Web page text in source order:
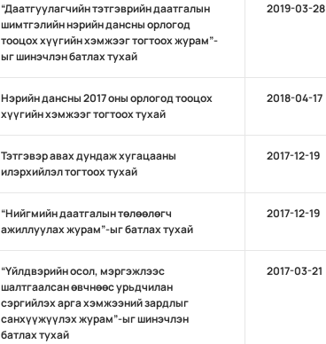
“Даатгуулагчийн тэтгэврийн даатгалын
шимтгэлийн нэрийн дансны орлогод
тооцох хүүгийн хэмжээг тогтоох журам”-
ыг шинэчлэн батлах тухай
2019-03-28
Нэрийн дансны 2017 оны орлогод тооцох
хүүгийн хэмжээг тогтоох тухай
2018-04-17
Тэтгэвэр авах дундаж хугацааны
илэрхийлэл тогтоох тухай
2017-12-19
“Нийгмийн даатгалын төлөөлөгч
ажиллуулах журам”-ыг батлах тухай
2017-12-19
“Үйлдвэрийн осол, мэргэжлээс
шалтгаалсан өвчнөөс урьдчилан
сэргийлэх арга хэмжээний зардлыг
санхүүжүүлэх журам”-ыг шинэчлэн
батлах тухай
2017-03-21